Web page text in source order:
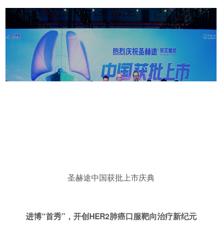
圣赫途中国获批上市庆典
进博“首秀”，开创HER2肺癌口服靶向治疗新纪元